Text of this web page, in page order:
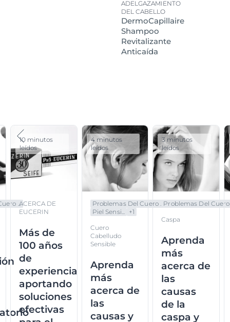
ADELGAZAMIENTO
DEL CABELLO
DermoCapillaire
Shampoo
Revitalizante
Anticaída
...ACERCA DE
EUCERIN
Más de
100 años
de
experiencia
aportando
soluciones
efectivas
10 minutos
leídos
Problemas Del Cuero ...
Piel Sensi...
+1
Cuero
Cabelludo
Sensible
Aprenda
más
acerca de
las
causas y
4 minutos
leídos
Problemas Del Cuero
Caspa
Aprenda
más
acerca de
las
causas
de la
caspa y
3 minutos
leídos